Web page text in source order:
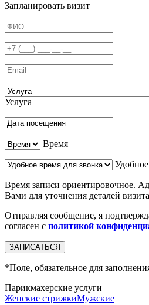
Запланировать визит
Услуга
Время
Время записи ориентировочное.
Вами для уточнения деталей
Отправляя сообщение, я
согласен с политикой
*Поле, обязательное для
Парикмахерские услуги
Женские стрижкиМужские